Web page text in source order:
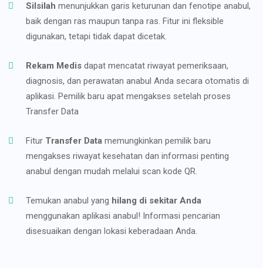
Silsilah menunjukkan garis keturunan dan fenotipe anabul,
baik dengan ras maupun tanpa ras. Fitur ini fleksible
digunakan, tetapi tidak dapat dicetak.
Rekam Medis dapat mencatat riwayat pemeriksaan,
diagnosis, dan perawatan anabul Anda secara otomatis di
aplikasi. Pemilik baru apat mengakses setelah proses
Transfer Data
Fitur Transfer Data memungkinkan pemilik baru
mengakses riwayat kesehatan dan informasi penting
anabul dengan mudah melalui scan kode QR.
Temukan anabul yang hilang di sekitar Anda
menggunakan aplikasi anabul! Informasi pencarian
disesuaikan dengan lokasi keberadaan Anda.